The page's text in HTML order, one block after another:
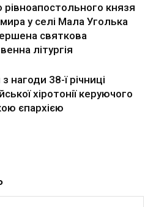
рівноапостольного князя
у селі Мала Уголька
святкова
літургія
нагоди 38-ї річниці
хіротонії керуючого
єпархією